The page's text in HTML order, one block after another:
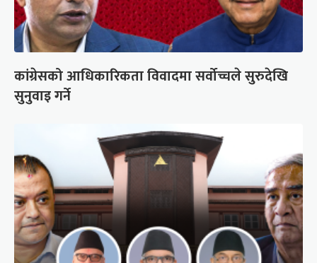
कांग्रेसको आधिकारिकता विवादमा सर्वोच्चले सुरुदेखि
सुनुवाइ गर्ने